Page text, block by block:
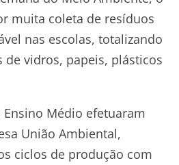
muita coleta de resíduos
nas escolas, totalizando
de vidros, papeis, plásticos
Médio efetuaram
União Ambiental,
ciclos de produção com